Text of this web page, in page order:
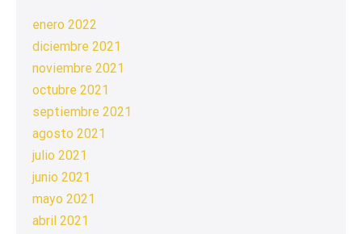
enero 2022
diciembre 2021
noviembre 2021
octubre 2021
septiembre 2021
agosto 2021
julio 2021
junio 2021
mayo 2021
abril 2021